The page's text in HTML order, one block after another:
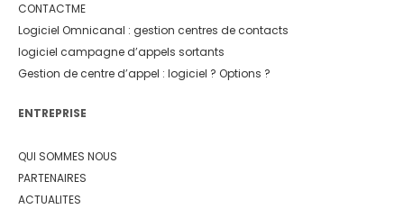
CONTACTME
Logiciel Omnicanal : gestion centres de contacts
logiciel campagne d’appels sortants
Gestion de centre d’appel : logiciel ? Options ?
ENTREPRISE
QUI SOMMES NOUS
PARTENAIRES
ACTUALITES